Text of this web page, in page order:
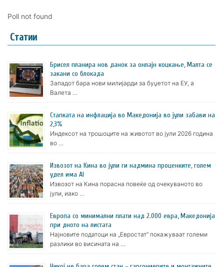
Poll not found
Статии
Брисел планира нов данок за онлајн коцкање, Малта се
закани со блокада
Западот бара нови милијарди за буџетот на ЕУ, а
Валета …
Стапката на инфлација во Македонија во јули забави на
2,3%
Индексот на трошоците на животот во јули 2026 година
во …
Извозот на Кина во јули ги надмина проценките, голем
удел има AI
Извозот на Кина порасна повеќе од очекуваното во
јули, иако …
Европа со минимални плати над 2.000 евра, Македонија
при дното на листата
Најновите податоци на „Евростат“ покажуваат големи
разлики во висината на …